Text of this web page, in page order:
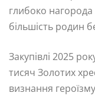
глибоко
більшість родин
Закупівлі 2025
тисяч Золотих
визнання